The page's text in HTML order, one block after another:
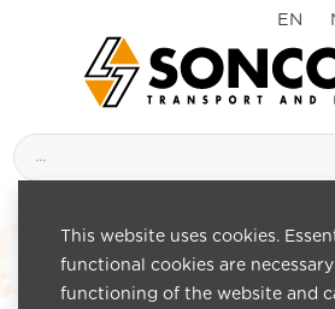
EN
This website uses cookies.
functional cookies are
functioning of the website and